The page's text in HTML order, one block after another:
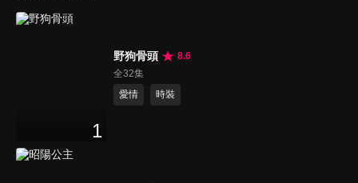
1
野狗骨頭
8.6
全32集
愛情
時裝